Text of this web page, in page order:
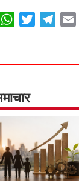
W
t
A
p
t
r
e
a
m
i